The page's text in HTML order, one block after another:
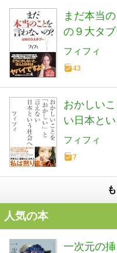
まだ本当
の９大タ
フィフィ
43
おかしい
い日本と
フィフィ
7
人気の本
一次元の